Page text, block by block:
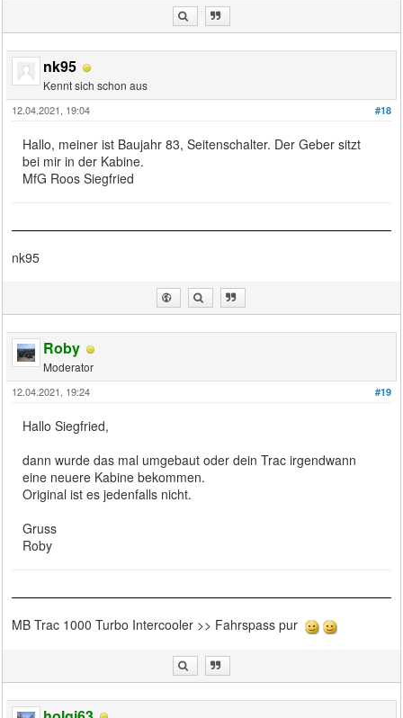
nk95
Kennt sich schon aus
#18
12.04.2021, 19:04
Hallo, meiner ist Baujahr 83, Seitenschalter. Der Geber sitzt
bei mir in der Kabine.
MfG Roos Siegfried
nk95
Roby
Moderator
#19
12.04.2021, 19:24
Hallo Siegfried,
dann wurde das mal umgebaut oder dein Trac irgendwann
eine neuere Kabine bekommen.
Original ist es jedenfalls nicht.
Gruss
Roby
MB Trac 1000 Turbo Intercooler >> Fahrspass pur